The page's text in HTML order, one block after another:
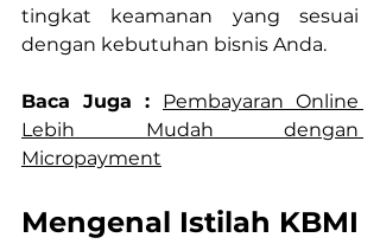
tingkat keamanan yang sesuai
dengan kebutuhan bisnis Anda.
Baca Juga : Pembayaran Online
Lebih Mudah dengan
Micropayment
Mengenal Istilah KBMI